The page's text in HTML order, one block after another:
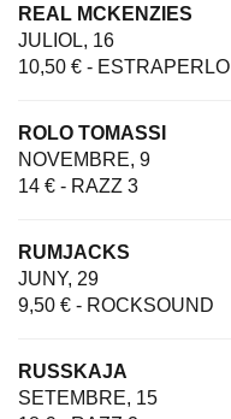
REAL MCKENZIES
JULIOL, 16
10,50 € - ESTRAPERLO
ROLO TOMASSI
NOVEMBRE, 9
14 € - RAZZ 3
RUMJACKS
JUNY, 29
9,50 € - ROCKSOUND
RUSSKAJA
SETEMBRE, 15